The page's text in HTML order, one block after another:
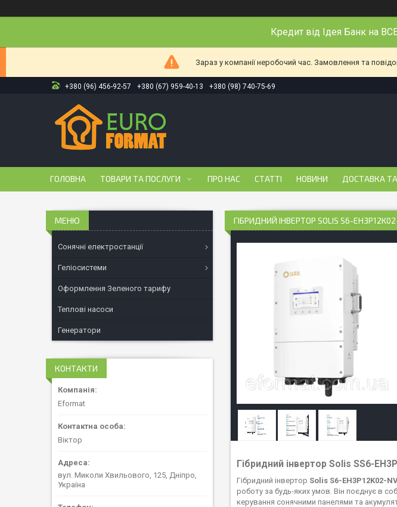
Кредит від Ідея Банк на
Зараз у компанії неробочий час. Замовлення та
+380 (96) 456-92-57 +380 (67) 959-40-13 +380 (98) 740-75-69
ГОЛОВНА ТОВАРИ ТА ПОСЛУГИ ПРО НАС СТАТТІ НОВИНИ ДОСТАВКА
ГІБРИДНИЙ ІНВЕРТОР SOLIS S6-
Гібридний інвертор Solis SS6-
Гібридний інвертор Solis S6-EH3P12K02-
роботу за будь-яких умов. Він поєднує в
керування сонячними панелями та
Сонячні електростанції
Геліосистеми
Оформлення Зеленого тарифу
Теплові насоси
Генератори
КОНТАКТИ
Eformat
Віктор
вул. Миколи Хвильового, 125, Дніпро,
Україна